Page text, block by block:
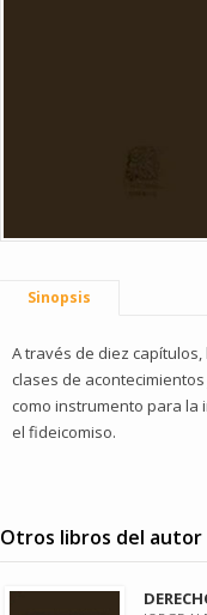
Sinopsis
A través de diez
clases de
como instrumento para la
el fideicomiso.
Otros libros del autor